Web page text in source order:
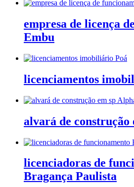
empresa de licença
Embu
licenciamentos
alvará de construção
licenciadoras de
Bragança Paulista